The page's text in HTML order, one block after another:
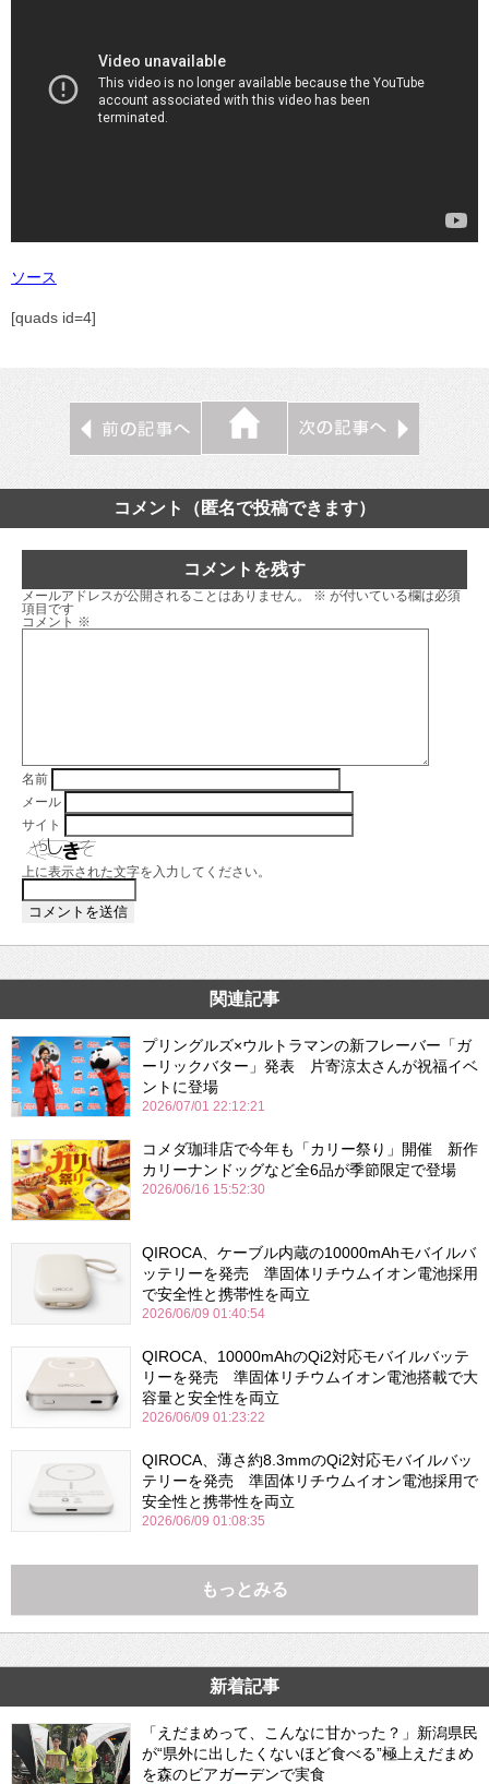
ソース
[quads id=4]
コメント（匿名で投稿できます）
コメントを残す
メールアドレスが公開されることはありません。 ※ が付いている欄は必須
項目です
コメント ※
名前
メール
サイト
上に表示された文字を入力してください。
関連記事
プリングルズ×ウルトラマンの新フレーバー「ガ
ーリックバター」発表 片寄涼太さんが祝福イベ
ントに登場
2026/07/01 22:12:21
コメダ珈琲店で今年も「カリー祭り」開催 新作
カリーナンドッグなど全6品が季節限定で登場
2026/06/16 15:52:30
QIROCA、ケーブル内蔵の10000mAhモバイルバ
ッテリーを発売 準固体リチウムイオン電池採用
で安全性と携帯性を両立
2026/06/09 01:40:54
QIROCA、10000mAhのQi2対応モバイルバッテ
リーを発売 準固体リチウムイオン電池搭載で大
容量と安全性を両立
2026/06/09 01:23:22
QIROCA、薄さ約8.3mmのQi2対応モバイルバッ
テリーを発売 準固体リチウムイオン電池採用で
安全性と携帯性を両立
2026/06/09 01:08:35
もっとみる
新着記事
「えだまめって、こんなに甘かった？」新潟県民
が“県外に出したくないほど食べる”極上えだまめ
を森のビアガーデンで実食